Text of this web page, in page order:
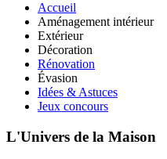
Accueil
Aménagement intérieur
Extérieur
Décoration
Rénovation
Évasion
Idées & Astuces
Jeux concours
L'Univers de la Maison